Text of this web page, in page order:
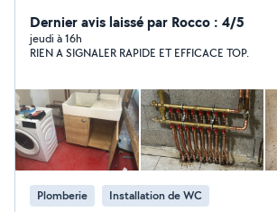
un travail de qualité. Je suis
honnête et juste.
Dernier avis laissé par Rocco : 4/5
jeudi à 16h
RIEN A SIGNALER RAPIDE ET EFFICACE TOP.
Plomberie Installation de WC